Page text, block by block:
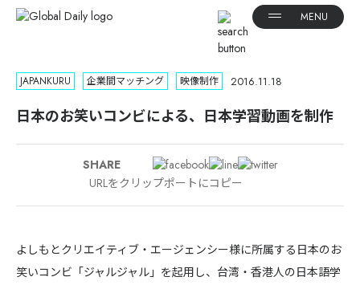
JAPANKURU 企業間マッチング 映像制作 2016.11.18
日本のお笑いコンビによる、日本学習動画を制作
SHARE
URLをクリップポートにコピー
よしもとクリエイティブ・エージェンシー様に所属する日本のお
笑いコンビ「ジャルジャル」を起用し、台湾・香港人の日本語学